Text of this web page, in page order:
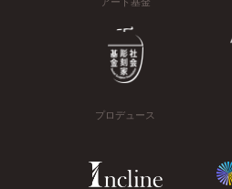
プロデュース